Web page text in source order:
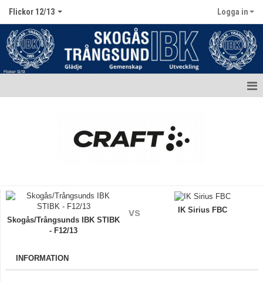
Flickor 12/13 Logga in
Truppen / Kontakt
Dokument
Skogås/Trångsunds IBK STIBK
- F12/13
vs IK Sirius FBC
INFORMATION